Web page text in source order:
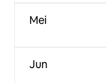
Mei
Jun